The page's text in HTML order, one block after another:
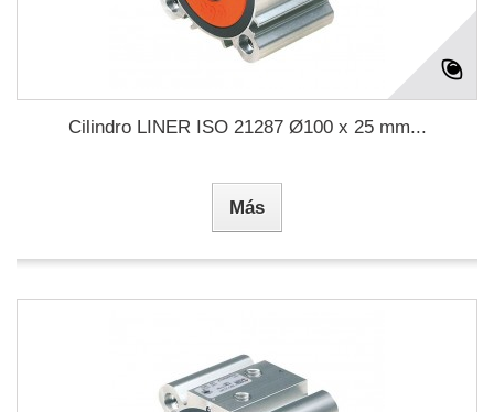
Cilindro LINER ISO 21287 Ø100 x 25 mm...
Más